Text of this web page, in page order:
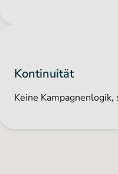
Kontinuität
Keine